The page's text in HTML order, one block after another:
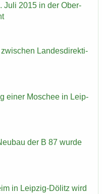
Juli 2015 in der Ober­
Lan­des­di­rek­ti­
einer Mo­schee in Leip­
der B 87 wurde
in Leipzig-​Dölitz wird